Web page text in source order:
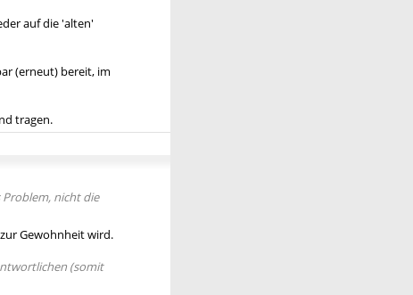
auf die 'alten'
(erneut) bereit, im
tragen.
Problem, nicht die
Gewohnheit wird.
(somit